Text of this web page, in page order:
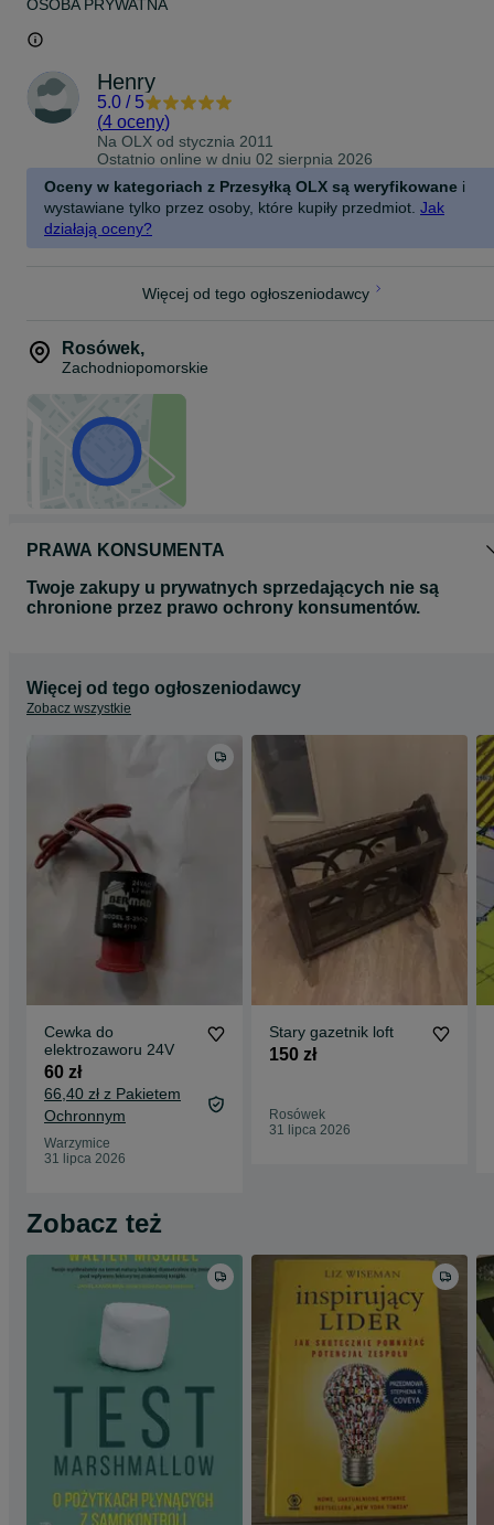
OSOBA PRYWATNA
Henry
5.0 / 5
(4 oceny)
Na OLX od stycznia 2011
Ostatnio online w dniu 02 sierpnia 2026
Oceny w kategoriach z Przesyłką OLX są weryfikowane i
wystawiane tylko przez osoby, które kupiły przedmiot. Jak
działają oceny?
Więcej od tego ogłoszeniodawcy
Rosówek,
Zachodniopomorskie
PRAWA KONSUMENTA
Twoje zakupy u prywatnych sprzedających nie są
chronione przez prawo ochrony konsumentów.
Więcej od tego ogłoszeniodawcy
Zobacz wszystkie
Cewka do
elektrozaworu 24V
60 zł
66,40 zł z Pakietem
Ochronnym
Warzymice
31 lipca 2026
Stary gazetnik loft
150 zł
Rosówek
31 lipca 2026
Zobacz też